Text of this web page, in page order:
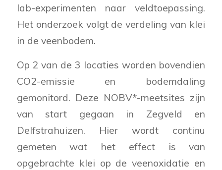
lab-experimenten naar veldtoepassing.
Het onderzoek volgt de verdeling van klei
in de veenbodem.
Op 2 van de 3 locaties worden bovendien
CO2-emissie en bodemdaling
gemonitord. Deze NOBV*-meetsites zijn
van start gegaan in Zegveld en
Delfstrahuizen. Hier wordt continu
gemeten wat het effect is van
opgebrachte klei op de veenoxidatie en